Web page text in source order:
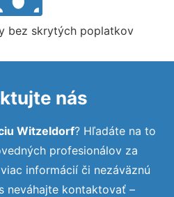
bez skrytých poplatkov
nás
Witzeldorf? Hľadáte na to
profesionálov za
informácií či nezáväznú
neváhajte kontaktovať –